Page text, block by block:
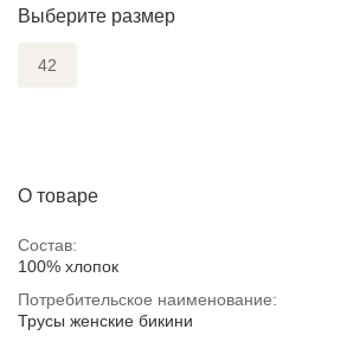
Выберите размер
42
О товаре
Состав:
100% хлопок
Потребительское наименование:
Трусы женские бикини